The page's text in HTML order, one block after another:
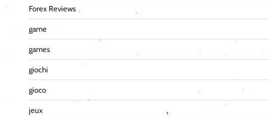
Forex Reviews
game
games
giochi
gioco
jeux